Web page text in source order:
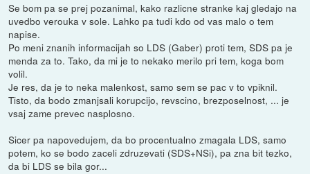
Se bom pa se prej pozanimal, kako razlicne stranke kaj gledajo na
uvedbo verouka v sole. Lahko pa tudi kdo od vas malo o tem
napise.
Po meni znanih informacijah so LDS (Gaber) proti tem, SDS pa je
menda za to. Tako, da mi je to nekako merilo pri tem, koga bom
volil.
Je res, da je to neka malenkost, samo sem se pac v to vpiknil.
Tisto, da bodo zmanjsali korupcijo, revscino, brezposelnost, ... je
vsaj zame prevec nasplosno.
Sicer pa napovedujem, da bo procentualno zmagala LDS, samo
potem, ko se bodo zaceli zdruzevati (SDS+NSi), pa zna bit tezko,
da bi LDS se bila gor...